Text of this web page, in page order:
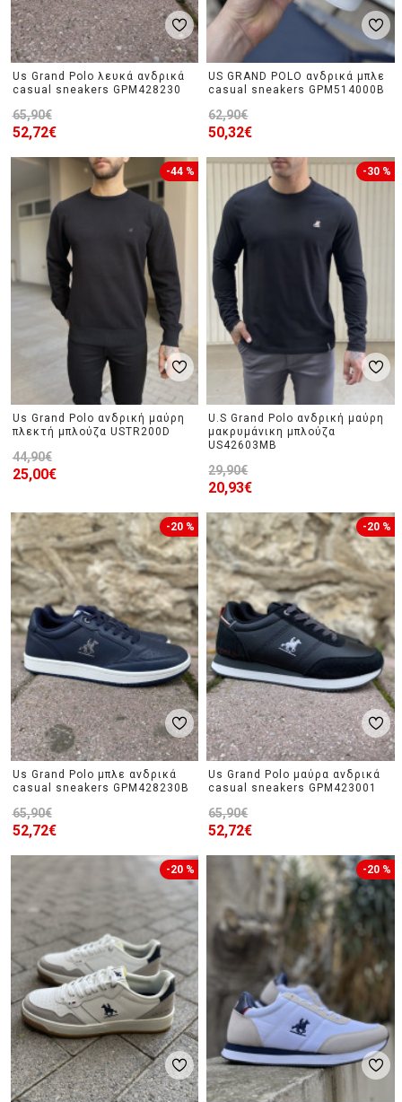
Us Grand Polo λευκά ανδρικά
casual sneakers GPM428230
52,72€
65,90€
US GRAND POLO ανδρικά μπλε
casual sneakers GPM514000B
50,32€
62,90€
-44 %
Us Grand Polo ανδρική μαύρη
πλεκτή μπλούζα USTR200D
25,00€
44,90€
-30 %
U.S Grand Polo ανδρική μαύρη
μακρυμάνικη μπλούζα
US42603MB
20,93€
29,90€
-20 %
Us Grand Polo μπλε ανδρικά
casual sneakers GPM428230B
52,72€
65,90€
-20 %
Us Grand Polo μαύρα ανδρικά
casual sneakers GPM423001
52,72€
65,90€
-20 % -20 %